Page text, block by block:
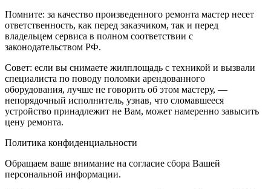
Помните: за качество произведенного ремонта мастер несет
ответственность, как перед заказчиком, так и перед
владельцем сервиса в полном соответствии с
законодательством РФ.
Совет: если вы снимаете жилплощадь с техникой и вызвали
специалиста по поводу поломки арендованного
оборудования, лучше не говорить об этом мастеру, —
непорядочный исполнитель, узнав, что сломавшееся
устройство принадлежит не Вам, может намеренно завысить
цену ремонта.
Политика конфиденциальности
Обращаем ваше внимание на согласие сбора Вашей
персональной информации.